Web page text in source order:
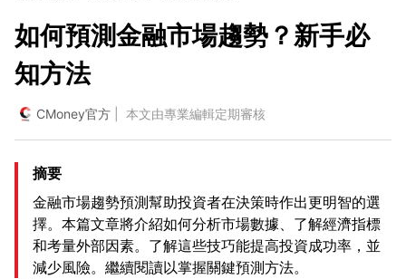
如何預測金融市場趨勢？新手必
知方法
CMoney官方 | 本文由專業編輯定期審核
摘要
金融市場趨勢預測幫助投資者在決策時作出更明智的選
擇。本篇文章將介紹如何分析市場數據、了解經濟指標
和考量外部因素。了解這些技巧能提高投資成功率，並
減少風險。繼續閱讀以掌握關鍵預測方法。